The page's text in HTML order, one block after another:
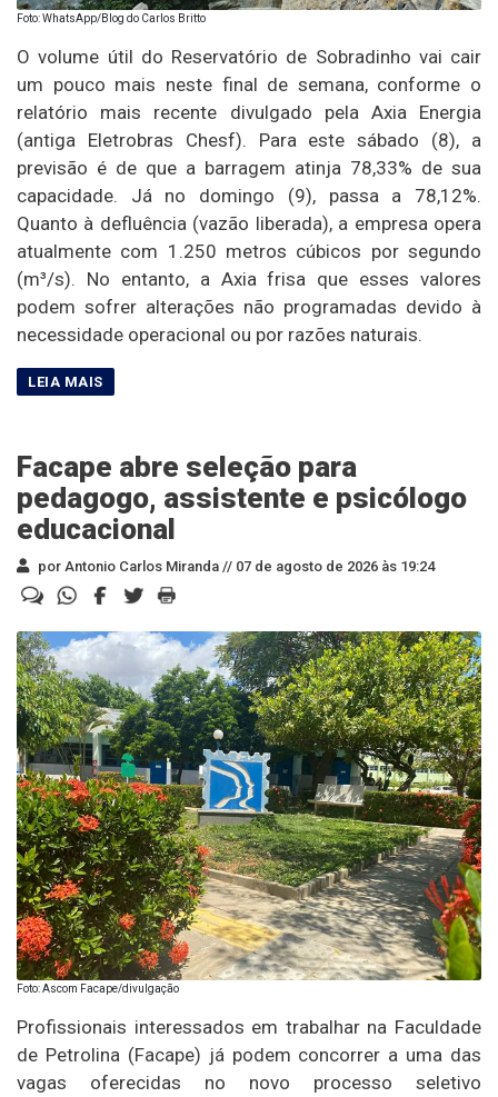
Foto: WhatsApp/Blog do Carlos Britto
O volume útil do Reservatório de Sobradinho vai cair
um pouco mais neste final de semana, conforme o
relatório mais recente divulgado pela Axia Energia
(antiga Eletrobras Chesf). Para este sábado (8), a
previsão é de que a barragem atinja 78,33% de sua
capacidade. Já no domingo (9), passa a 78,12%.
Quanto à defluência (vazão liberada), a empresa opera
atualmente com 1.250 metros cúbicos por segundo
(m³/s). No entanto, a Axia frisa que esses valores
podem sofrer alterações não programadas devido à
necessidade operacional ou por razões naturais.
Facape abre seleção para
pedagogo, assistente e psicólogo
educacional
por Antonio Carlos Miranda // 07 de agosto de 2026 às 19:24
Foto: Ascom Facape/divulgação
Profissionais interessados em trabalhar na Faculdade
de Petrolina (Facape) já podem concorrer a uma das
vagas oferecidas no novo processo seletivo